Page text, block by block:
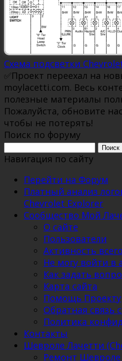
Схема подсветки
✅Проект переехал на
moylacetti.com. Весь
полезные материалы
Пожалуйста, обновите
чтобы не потерять!
Поиск по форуму
Поиск:
Навигация по сайту
Перейти на Форум
Платный анализ
Chevrolet Explorer
Сообщество Мой
О сайте
Пользователи
Активность
Не могу войти в
Как задать
Карта сайта
Помощь Проекту
Обратная связь
Политика
Контакты
Шевроле Лачетти
Ремонт Шевроле